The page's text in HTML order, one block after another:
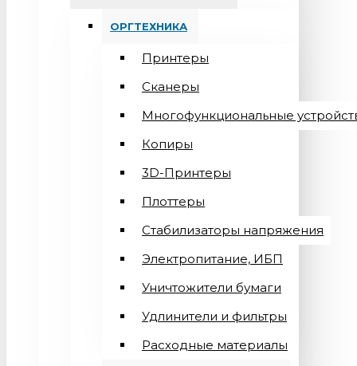
ОРГТЕХНИКА
Принтеры
Сканеры
Многофункциональные
Копиры
3D-Принтеры
Плоттеры
Стабилизаторы напряжения
Электропитание, ИБП
Уничтожители бумаги
Удлинители и фильтры
Расходные материалы